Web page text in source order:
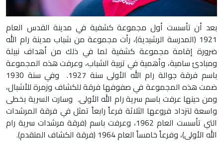
بعد أن تأسست أول مجموعة كشفية في مدينة القدس العام
1921 (المدرسة الرشيدية)، رأت مجموعة من شباب مدينة رام الله
ضرورة إقامة مجموعة كشفية لما في ذلك من أهداف نبيلة
ومبادئ سامية، وأهمية في تربية الشباب، وعرفت هذه المجموعة
باسم فرقة جوالة رام الله الأولى سنة 1927. وفي سنة 1930
ضمت هذه المجموعة في صفوفها فرقة للكشاف وزمرة للأشبال،
ومن حينها عرفت باسم سرية رام الله الأولى. وسارت السرية بخطى
واسعة لتزداد فروعها الثلاثة فرعاً رابعاً تمثل في فرقة المرشدات
التي تأسست العام 1962، وعرفت باسم (فرقة مرشدات سرية رام
الله الأولى)، وفرعاً خامساً العام 1964 (فرقة الكشاف المتقدم)
.